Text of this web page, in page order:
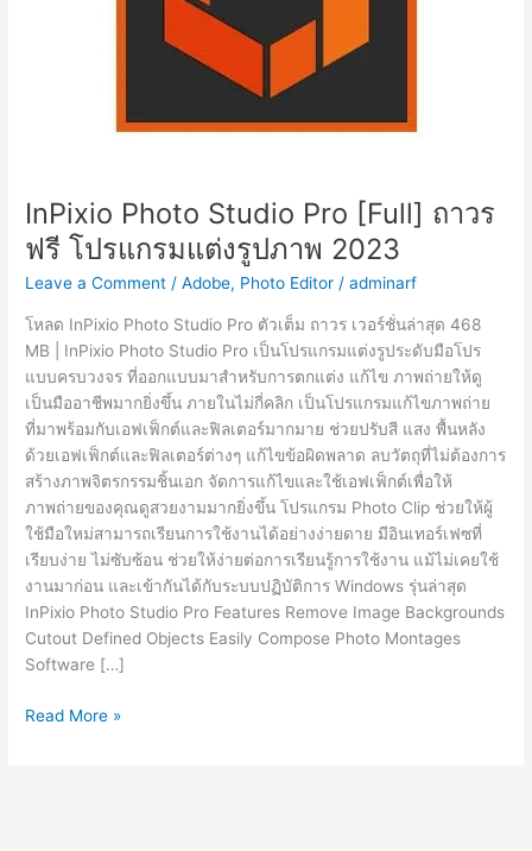
InPixio Photo Studio Pro [Full] ถาวร
ฟรี โปรแกรมแต่งรูปภาพ 2023
Leave a Comment /Adobe, Photo Editor /adminarf
โหลด InPixio Photo Studio Pro ตัวเต็ม ถาวร เวอร์ชั่นล่าสุด 468
MB | InPixio Photo Studio Pro เป็นโปรแกรมแต่งรูประดับมือโปร
แบบครบวงจร ที่ออกแบบมาสำหรับการตกแต่ง แก้ไข ภาพถ่ายให้ดู
เป็นมืออาชีพมากยิ่งขึ้น ภายในไม่กี่คลิก เป็นโปรแกรมแก้ไขภาพถ่าย
ที่มาพร้อมกับเอฟเฟ็กต์และฟิลเตอร์มากมาย ช่วยปรับสี แสง พื้นหลัง
ด้วยเอฟเฟ็กต์และฟิลเตอร์ต่างๆ แก้ไขข้อผิดพลาด ลบวัตถุที่ไม่ต้องการ
สร้างภาพจิตรกรรมชิ้นเอก จัดการแก้ไขและใช้เอฟเฟ็กต์เพื่อให้
ภาพถ่ายของคุณดูสวยงามมากยิ่งขึ้น โปรแกรม Photo Clip ช่วยให้ผู้
ใช้มือใหม่สามารถเรียนการใช้งานได้อย่างง่ายดาย มีอินเทอร์เฟซที่
เรียบง่าย ไม่ซับซ้อน ช่วยให้ง่ายต่อการเรียนรู้การใช้งาน แม้ไม่เคยใช้
งานมาก่อน และเข้ากันได้กับระบบปฏิบัติการ Windows รุ่นล่าสุด
InPixio Photo Studio Pro Features Remove Image Backgrounds
Cutout Defined Objects Easily Compose Photo Montages
Software […]
InPixio
Read More »